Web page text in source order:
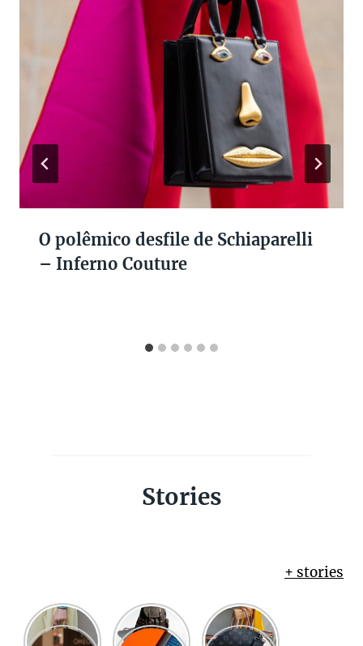
O polêmico desfile de Schiaparelli
– Inferno Couture
Stories
+ stories